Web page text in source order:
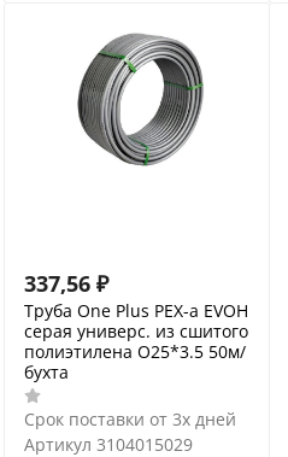
337,56 ₽
Труба One Plus PEX-a EVOH
серая универс. из сшитого
полиэтилена O25*3.5 50м/
бухта
Срок поставки от 3х дней
Артикул 3104015029